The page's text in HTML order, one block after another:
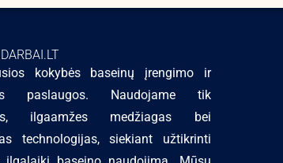
kokybės baseinų įrengimo ir
paslaugos. Naudojame tik
ilgaamžes medžiagas bei
technologijas, siekiant užtikrinti